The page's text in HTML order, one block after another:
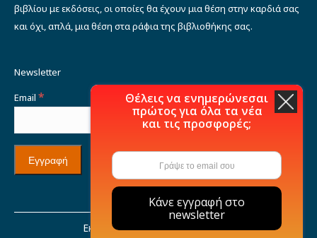
βιβλίου με εκδόσεις, οι οποίες θα έχουν μια θέση στην καρδιά σας
και όχι, απλά, μια θέση στα ράφια της βιβλιοθήκης σας.
Newsletter
Email *
Εκδόσεις Μιχάλη Σιδέρη © 2021
Θέλεις να ενημερώνεσαι
πρώτος για όλα τα νέα
και τις προσφορές;
Κάνε εγγραφή στο
newsletter